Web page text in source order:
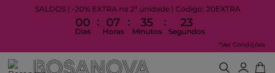
SALDOS | -20% EXTRA na 2ª unidade | Código: 20EXTRA
00
Dias
: 07
Horas
: 35
Minutos
: 23
Segundos
*Ver Condições